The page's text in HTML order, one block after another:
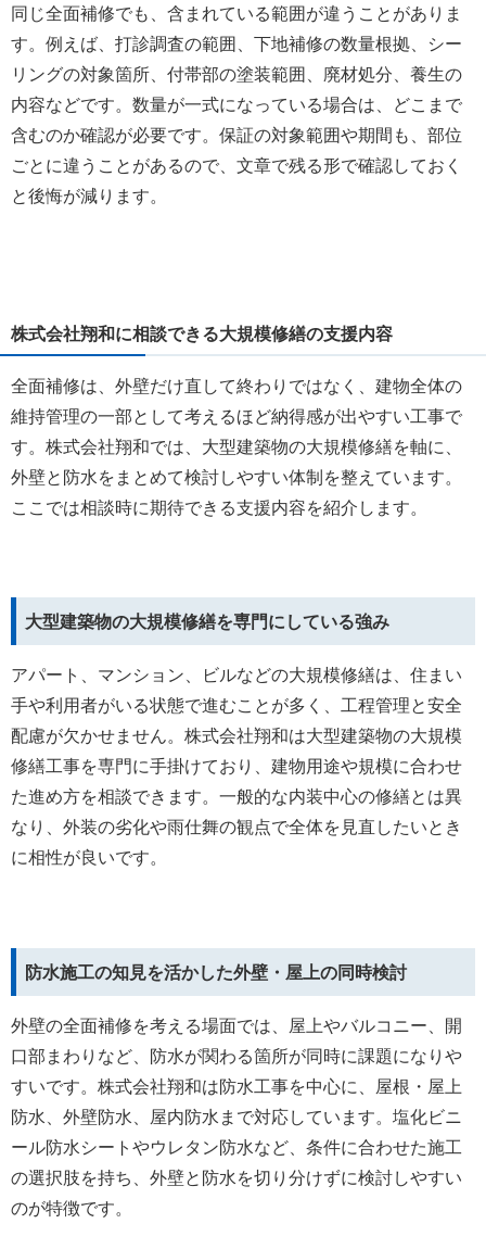
同じ全面補修でも、含まれている範囲が違うことがありま
す。例えば、打診調査の範囲、下地補修の数量根拠、シー
リングの対象箇所、付帯部の塗装範囲、廃材処分、養生の
内容などです。数量が一式になっている場合は、どこまで
含むのか確認が必要です。保証の対象範囲や期間も、部位
ごとに違うことがあるので、文章で残る形で確認しておく
と後悔が減ります。
株式会社翔和に相談できる大規模修繕の支援内容
全面補修は、外壁だけ直して終わりではなく、建物全体の
維持管理の一部として考えるほど納得感が出やすい工事で
す。株式会社翔和では、大型建築物の大規模修繕を軸に、
外壁と防水をまとめて検討しやすい体制を整えています。
ここでは相談時に期待できる支援内容を紹介します。
大型建築物の大規模修繕を専門にしている強み
アパート、マンション、ビルなどの大規模修繕は、住まい
手や利用者がいる状態で進むことが多く、工程管理と安全
配慮が欠かせません。株式会社翔和は大型建築物の大規模
修繕工事を専門に手掛けており、建物用途や規模に合わせ
た進め方を相談できます。一般的な内装中心の修繕とは異
なり、外装の劣化や雨仕舞の観点で全体を見直したいとき
に相性が良いです。
防水施工の知見を活かした外壁・屋上の同時検討
外壁の全面補修を考える場面では、屋上やバルコニー、開
口部まわりなど、防水が関わる箇所が同時に課題になりや
すいです。株式会社翔和は防水工事を中心に、屋根・屋上
防水、外壁防水、屋内防水まで対応しています。塩化ビニ
ール防水シートやウレタン防水など、条件に合わせた施工
の選択肢を持ち、外壁と防水を切り分けずに検討しやすい
のが特徴です。